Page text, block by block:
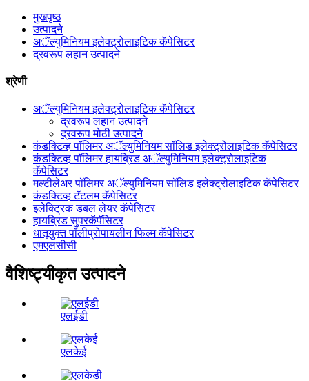
मुखपृष्ठ
उत्पादने
अॅल्युमिनियम इलेक्ट्रोलाइटिक कॅपेसिटर
द्रवरूप लहान उत्पादने
श्रेणी
अॅल्युमिनियम इलेक्ट्रोलाइटिक कॅपेसिटर
द्रवरूप लहान उत्पादने
द्रवरूप मोठी उत्पादने
कंडक्टिव्ह पॉलिमर अॅल्युमिनियम सॉलिड इलेक्ट्रोलाइटिक कॅपेसिटर
कंडक्टिव्ह पॉलिमर हायब्रिड अॅल्युमिनियम इलेक्ट्रोलाइटिक
कॅपेसिटर
मल्टीलेअर पॉलिमर अॅल्युमिनियम सॉलिड इलेक्ट्रोलाइटिक कॅपेसिटर
कंडक्टिव्ह टॅंटलम कॅपेसिटर
इलेक्ट्रिक डबल लेयर कॅपेसिटर
हायब्रिड सुपरकॅपॅसिटर
धातूयुक्त पॉलीप्रोपायलीन फिल्म कॅपेसिटर
एमएलसीसी
वैशिष्ट्यीकृत उत्पादने
एलईडी
एलकेई